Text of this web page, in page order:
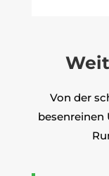
Von der
besenreinen